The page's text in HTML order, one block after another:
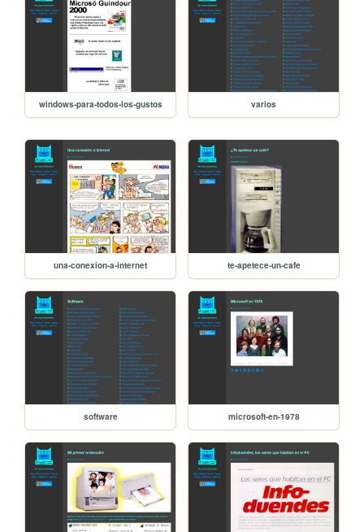
windows-para-todos-los-gustos varios
una-conexion-a-internet te-apetece-un-cafe
software microsoft-en-1978